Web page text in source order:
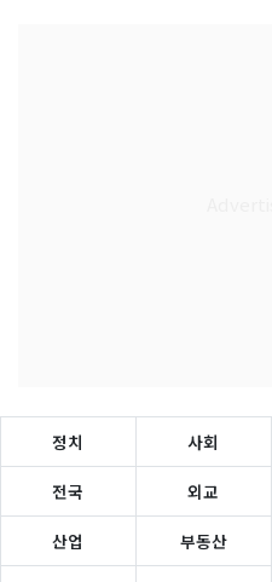
정치 사회
전국 외교
산업 부동산